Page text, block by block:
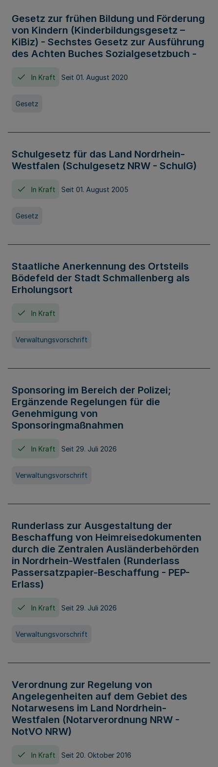
Gesetz zur frühen Bildung und Förderung
von Kindern (Kinderbildungsgesetz –
KiBiz) - Sechstes Gesetz zur Ausführung
des Achten Buches Sozialgesetzbuch -
In Kraft Seit 01. August 2020
Gesetz
Schulgesetz für das Land Nordrhein-
Westfalen (Schulgesetz NRW - SchulG)
In Kraft Seit 01. August 2005
Gesetz
Staatliche Anerkennung des Ortsteils
Bödefeld der Stadt Schmallenberg als
Erholungsort
In Kraft
Verwaltungsvorschrift
Sponsoring im Bereich der Polizei;
Ergänzende Regelungen für die
Genehmigung von
Sponsoringmaßnahmen
In Kraft Seit 29. Juli 2026
Verwaltungsvorschrift
Runderlass zur Ausgestaltung der
Beschaffung von Heimreisedokumenten
durch die Zentralen Ausländerbehörden
in Nordrhein-Westfalen (Runderlass
Passersatzpapier-Beschaffung - PEP-
Erlass)
In Kraft Seit 29. Juli 2026
Verwaltungsvorschrift
Verordnung zur Regelung von
Angelegenheiten auf dem Gebiet des
Notarwesens im Land Nordrhein-
Westfalen (Notarverordnung NRW -
NotVO NRW)
In Kraft Seit 20. Oktober 2016